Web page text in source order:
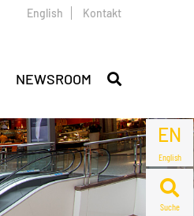
EN
English
Suche
English Kontakt
NEWSROOM